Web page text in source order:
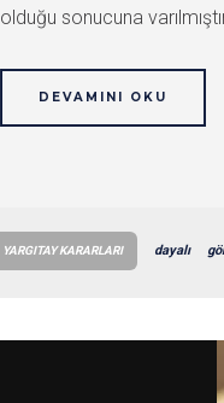
olduğu sonucuna
DEVAMINI OKU
YARGITAY KARARLARI dayalı